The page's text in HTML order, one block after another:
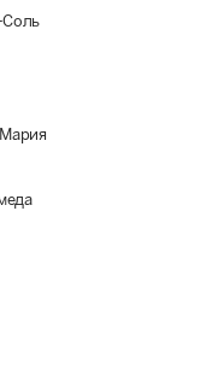
Соль